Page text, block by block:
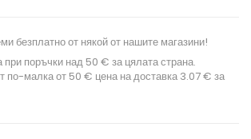
безплатно от някой от нашите магазини!
при поръчки над 50 € за цялата страна.
по-малка от 50 € цена на доставка 3.07 € за